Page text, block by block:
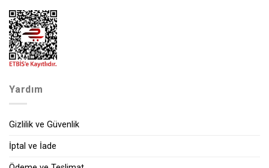
Yardım
Gizlilik ve Güvenlik
İptal ve İade